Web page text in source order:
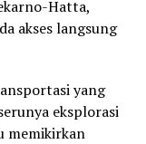
Hatta,
akses langsung
yang
eksplorasi
memikirkan